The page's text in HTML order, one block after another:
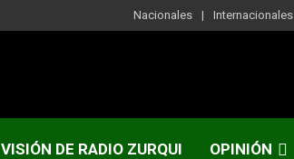
Nacionales Internacionales
VISIÓN DE RADIO ZURQUI OPINIÓN